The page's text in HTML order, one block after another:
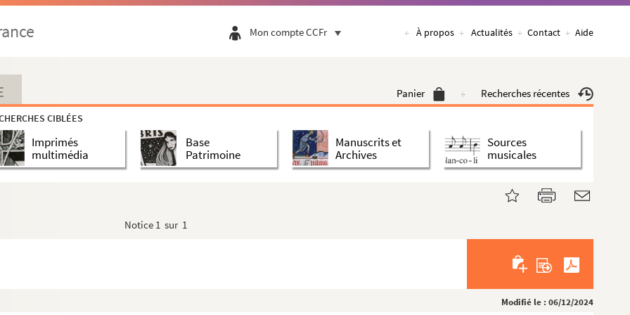
Mon compte CCFr À propos Actualités Contact Aide
Panier Recherches récentes
CIBLÉES
Imprimés
multimédia
Base
Patrimoine
Manuscrits et
Archives
Sources
musicales
Notice 1 sur 1
Modifié le : 06/12/2024
des prêtres